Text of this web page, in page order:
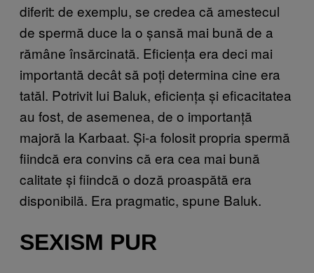
diferit: de exemplu, se credea că amestecul
de spermă duce la o șansă mai bună de a
rămâne însărcinată. Eficiența era deci mai
importantă decât să poți determina cine era
tatăl. Potrivit lui Baluk, eficiența și eficacitatea
au fost, de asemenea, de o importanță
majoră la Karbaat. Și-a folosit propria spermă
fiindcă era convins că era cea mai bună
calitate și fiindcă o doză proaspătă era
disponibilă. Era pragmatic, spune Baluk.
SEXISM PUR